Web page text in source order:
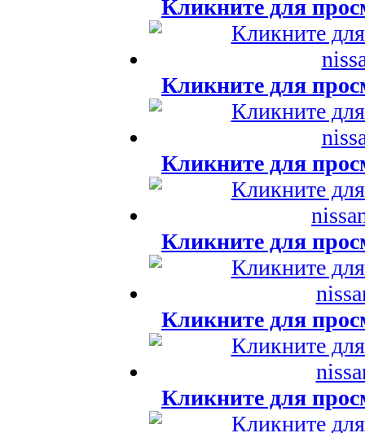
Кликните для
Кликните для
Кликните для
Кликните для
Кликните для
Кликните для